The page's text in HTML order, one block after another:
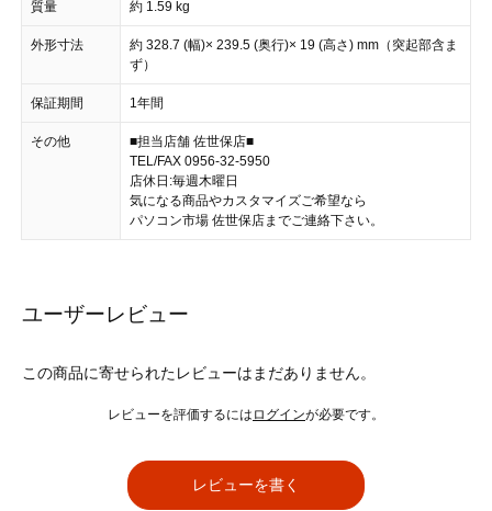
質量 約 1.59 kg
外形寸法
約 328.7 (幅)× 239.5 (奥行)× 19 (高さ) mm（突起部含ま
ず）
保証期間 1年間
その他
■担当店舗 佐世保店■
TEL/FAX 0956-32-5950
店休日:毎週木曜日
気になる商品やカスタマイズご希望なら
パソコン市場 佐世保店までご連絡下さい。
ユーザーレビュー
この商品に寄せられたレビューはまだありません。
レビューを評価するには ログインが必要です。
レビューを書く